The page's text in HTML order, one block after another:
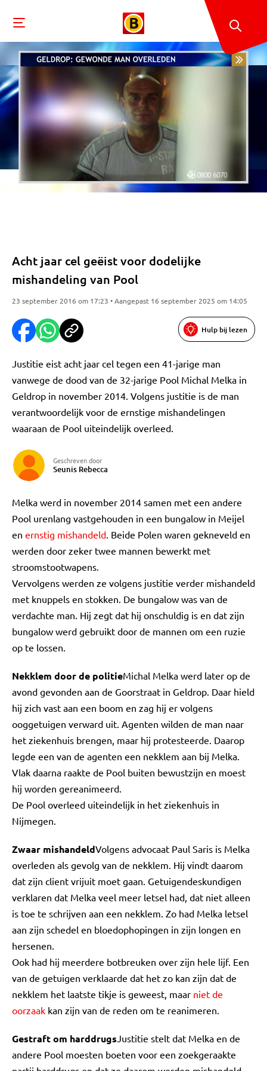
Acht jaar cel geëist voor dodelijke
mishandeling van Pool
23 september 2016 om 17:23 • Aangepast 16 september 2025 om 14:05
Hulp bij lezen
Justitie eist acht jaar cel tegen een 41-jarige man
vanwege de dood van de 32-jarige Pool Michal Melka in
Geldrop in november 2014. Volgens justitie is de man
verantwoordelijk voor de ernstige mishandelingen
waaraan de Pool uiteindelijk overleed.
Geschreven door
Seunis Rebecca
Melka werd in november 2014 samen met een andere
Pool urenlang vastgehouden in een bungalow in Meijel
en ernstig mishandeld. Beide Polen waren gekneveld en
werden door zeker twee mannen bewerkt met
stroomstootwapens.
Vervolgens werden ze volgens justitie verder mishandeld
met knuppels en stokken. De bungalow was van de
verdachte man. Hij zegt dat hij onschuldig is en dat zijn
bungalow werd gebruikt door de mannen om een ruzie
op te lossen.
Nekklem door de politieMichal Melka werd later op de
avond gevonden aan de Goorstraat in Geldrop. Daar hield
hij zich vast aan een boom en zag hij er volgens
ooggetuigen verward uit. Agenten wilden de man naar
het ziekenhuis brengen, maar hij protesteerde. Daarop
legde een van de agenten een nekklem aan bij Melka.
Vlak daarna raakte de Pool buiten bewustzijn en moest
hij worden gereanimeerd.
De Pool overleed uiteindelijk in het ziekenhuis in
Nijmegen.
Zwaar mishandeldVolgens advocaat Paul Saris is Melka
overleden als gevolg van de nekklem. Hij vindt daarom
dat zijn client vrijuit moet gaan. Getuigendeskundigen
verklaren dat Melka veel meer letsel had, dat niet alleen
is toe te schrijven aan een nekklem. Zo had Melka letsel
aan zijn schedel en bloedophopingen in zijn longen en
hersenen.
Ook had hij meerdere botbreuken over zijn hele lijf. Een
van de getuigen verklaarde dat het zo kan zijn dat de
nekklem het laatste tikje is geweest, maar niet de
oorzaak kan zijn van de reden om te reanimeren.
Gestraft om harddrugsJustitie stelt dat Melka en de
andere Pool moesten boeten voor een zoekgeraakte